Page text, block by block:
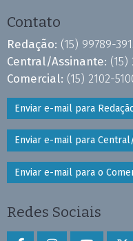
Contato
Redação: (15) 99789-
Central/Assinante: (15)
Comercial: (15) 2102-
Enviar e-mail para
Enviar e-mail para
Enviar e-mail para o
Redes Sociais